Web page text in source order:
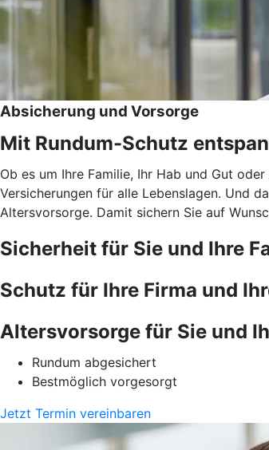
Absicherung und Vorsorge
Mit Rundum-Schutz
Ob es um Ihre Familie, Ihr Hab und Gut
Versicherungen für alle Lebenslagen. Und
Altersvorsorge. Damit sichern Sie auf
Sicherheit für Sie und Ihre
Schutz für Ihre Firma und
Altersvorsorge für Sie und
Rundum abgesichert
Bestmöglich vorgesorgt
Jetzt Termin vereinbaren